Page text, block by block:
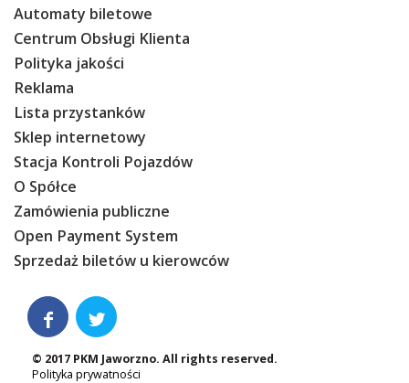
Automaty biletowe
Centrum Obsługi Klienta
Polityka jakości
Reklama
Lista przystanków
Sklep internetowy
Stacja Kontroli Pojazdów
O Spółce
Zamówienia publiczne
Open Payment System
Sprzedaż biletów u kierowców
 
© 2017 PKM Jaworzno. All rights reserved.
Polityka prywatności